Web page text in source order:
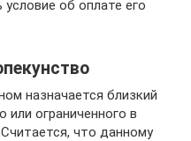
об оплате его
назначается близкий
или ограниченного в
что данному